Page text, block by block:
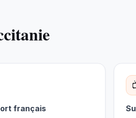
français